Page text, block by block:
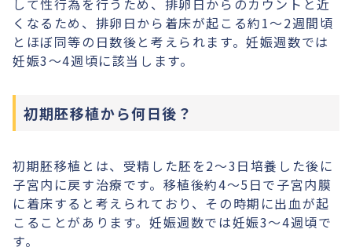
して性行為を行うため、排卵日からのカウントと近
くなるため、排卵日から着床が起こる約1〜2週間頃
とほぼ同等の日数後と考えられます。妊娠週数では
妊娠3〜4週頃に該当します。
初期胚移植から何日後？
初期胚移植とは、受精した胚を2〜3日培養した後に
子宮内に戻す治療です。移植後約4〜5日で子宮内膜
に着床すると考えられており、その時期に出血が起
こることがあります。妊娠週数では妊娠3〜4週頃で
す。